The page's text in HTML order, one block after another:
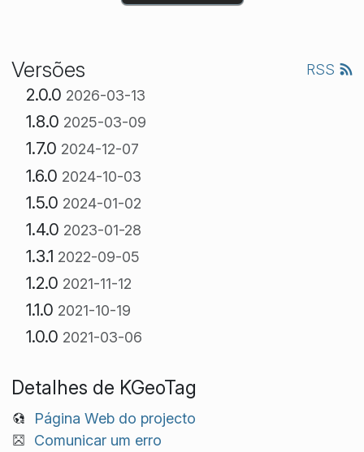
Versões RSS
2.0.0 2026-03-13
1.8.0 2025-03-09
1.7.0 2024-12-07
1.6.0 2024-10-03
1.5.0 2024-01-02
1.4.0 2023-01-28
1.3.1 2022-09-05
1.2.0 2021-11-12
1.1.0 2021-10-19
1.0.0 2021-03-06
Detalhes de KGeoTag
Página Web do projecto
Comunicar um erro